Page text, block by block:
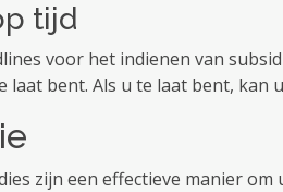
tijd
voor het indienen van
laat bent. Als u te laat bent, kan
zijn een effectieve manier